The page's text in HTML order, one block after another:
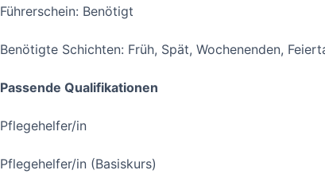
Führerschein: Benötigt
Benötigte Schichten: Früh, Spät, Wochenenden,
Passende Qualifikationen
Pflegehelfer/in
Pflegehelfer/in (Basiskurs)